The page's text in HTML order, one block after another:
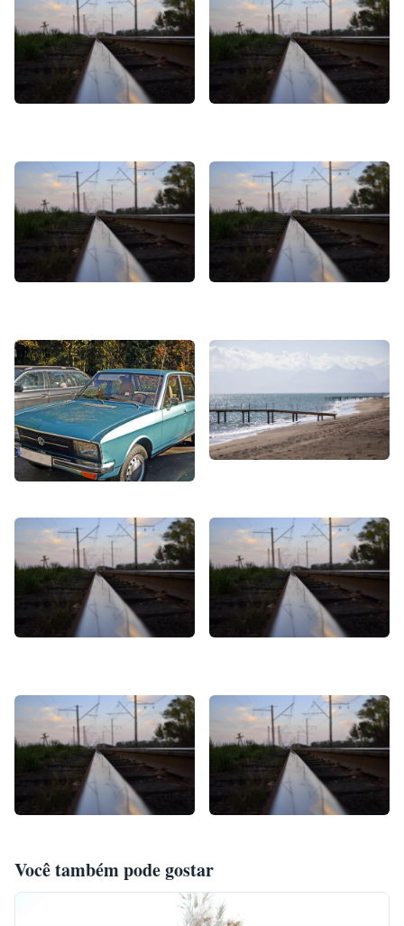
Você também pode gostar